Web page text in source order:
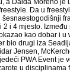
a Daida Moreno je
Da u
2 i 4 mjesto.
kao dobar i u
bio drugi iza
Jensen,
PWA Event je
u disciplinama